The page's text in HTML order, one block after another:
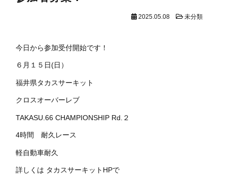
2025.05.08 未分類
今日から参加受付開始です！
６月１５日(日）
福井県タカスサーキット
クロスオーバーレブ
TAKASU.66 CHAMPIONSHIP Rd.２
4時間 耐久レース
軽自動車耐久
詳しくは タカスサーキットHPで